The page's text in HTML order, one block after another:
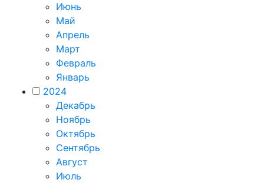
Июнь
Май
Апрель
Март
Февраль
Январь
2024
Декабрь
Ноябрь
Октябрь
Сентябрь
Август
Июль